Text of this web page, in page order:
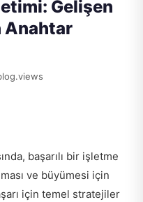
Gelişen
Anahtar
başarılı bir işletme
ve büyümesi için
için temel stratejiler